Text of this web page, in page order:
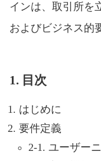
インは、取引所を
およびビジネス的
1. 目次
はじめに
要件定義
2-1. ユーザー